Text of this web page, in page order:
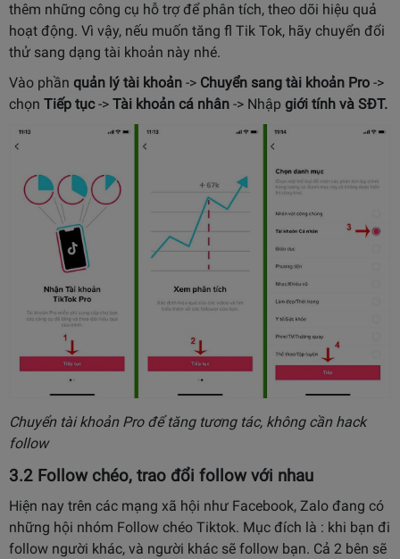
thêm những công cụ hỗ trợ để phân tích, theo dõi hiệu quả
hoạt động. Vì vậy, nếu muốn tăng fl Tik Tok, hãy chuyển đổi
thử sang dạng tài khoản này nhé.
Vào phần quản lý tài khoản -> Chuyển sang tài khoản Pro ->
chọn Tiếp tục-> Tài khoản cá nhân -> Nhập giới tính và SĐT.
Chuyển tài khoản Pro để tăng tương tác, không cần hack
follow
3.2 Follow chéo, trao đổi follow với nhau
Hiện nay trên các mạng xã hội như Facebook, Zalo đang có
những hội nhóm Follow chéo Tiktok. Mục đích là : khi bạn đi
follow người khác, và người khác sẽ follow bạn. Cả 2 bên sẽ